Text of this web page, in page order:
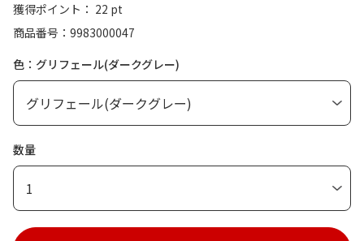
獲得ポイント： 22 pt
商品番号
9983000047
色：グリフェール(ダークグレー)
数量
1